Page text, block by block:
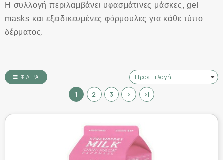
Η συλλογή περιλαμβάνει υφασμάτινες μάσκες, gel
masks και εξειδικευμένες φόρμουλες για κάθε τύπο
δέρματος.
ΦΊΛΤΡΑ
1 2 3 > >|